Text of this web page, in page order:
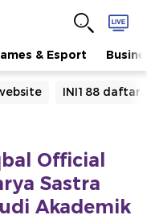
& Esport
INI188 daftar
Official
Sastra
Akademik